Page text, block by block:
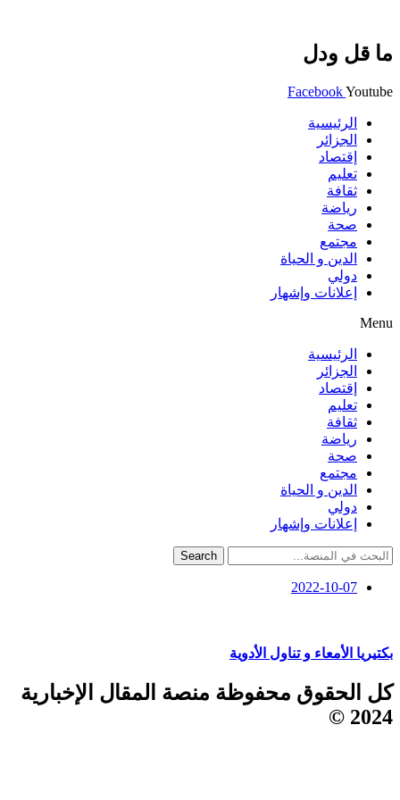
ما قل ودل
FacebookYoutube
الرئيسية
الجزائر
إقتصاد
تعليم
ثقافة
رياضة
صحة
مجتمع
الدين و الحياة
دولي
إعلانات وإشهار
Menu
الرئيسية
الجزائر
إقتصاد
تعليم
ثقافة
رياضة
صحة
مجتمع
الدين و الحياة
دولي
إعلانات وإشهار
Search
2022-10-07
بكتيريا الأمعاء و تناول الأدوية
كل الحقوق محفوظة منصة المقال الإخبارية
2024 ©